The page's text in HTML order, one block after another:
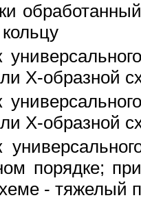
Х-образной
Х-образной
порядке;
- тяжелый